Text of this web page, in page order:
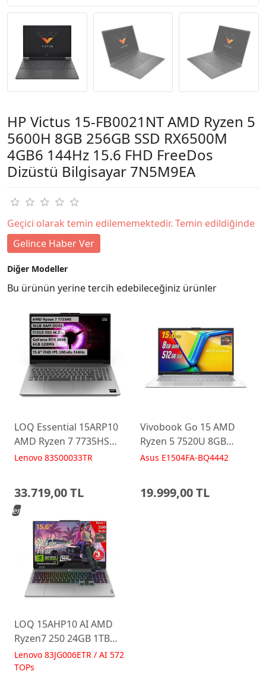
HP Victus 15-FB0021NT AMD Ryzen 5
5600H 8GB 256GB SSD RX6500M
4GB6 144Hz 15.6 FHD FreeDos
Dizüstü Bilgisayar 7N5M9EA
Geçici olarak temin edilememektedir. Temin edildiğinde
Gelince Haber Ver
Diğer Modeller
Bu ürünün yerine tercih edebileceğiniz ürünler
LOQ Essential 15ARP10
AMD Ryzen 7 7735HS
16GB 512GB RTX3050
Lenovo 83S00033TR
33.719,00 TL
Vivobook Go 15 AMD
Ryzen 5 7520U 8GB
512GB 15.6 FreeDos
Asus E1504FA-BQ4442
19.999,00 TL
LOQ 15AHP10 AI AMD
Ryzen7 250 24GB 1TB
RTX5060 15.6 IPS FHD
FreeDos Gaming
Lenovo 83JG006ETR / AI 572
TOPs
Yeni